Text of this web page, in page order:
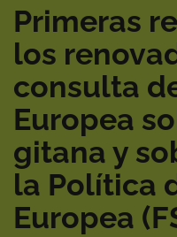
Primeras
los
consulta
Europea
gitana y
la Política
Europea